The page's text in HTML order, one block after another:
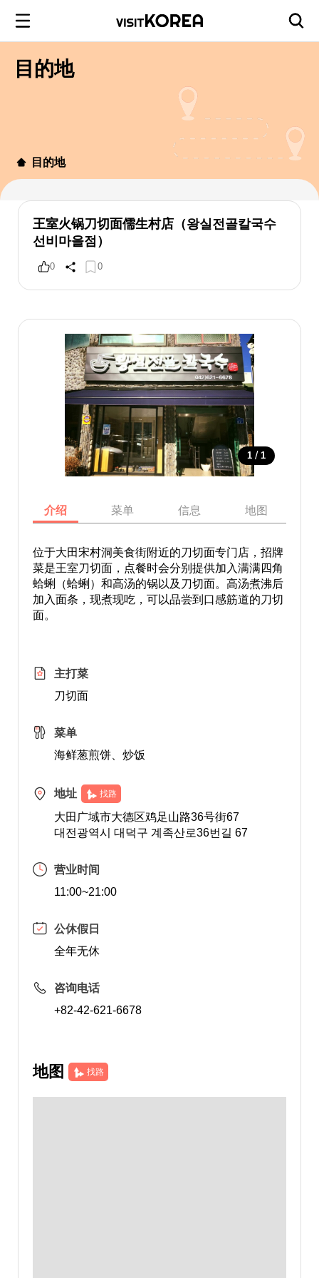
目的地
目的地
王室火锅刀切面儒生村店（왕실전골칼국수
선비마을점）
0 0
1 / 1
介绍 菜单 信息 地图
位于大田宋村洞美食街附近的刀切面专门店，招牌
菜是王室刀切面，点餐时会分别提供加入满满四角
蛤蜊（蛤蜊）和高汤的锅以及刀切面。高汤煮沸后
加入面条，现煮现吃，可以品尝到口感筋道的刀切
面。
主打菜
刀切面
菜单
海鲜葱煎饼、炒饭
地址 找路
大田广域市大德区鸡足山路36号街67
대전광역시 대덕구 계족산로36번길 67
营业时间
11:00~21:00
公休假日
全年无休
咨询电话
+82-42-621-6678
地图 找路